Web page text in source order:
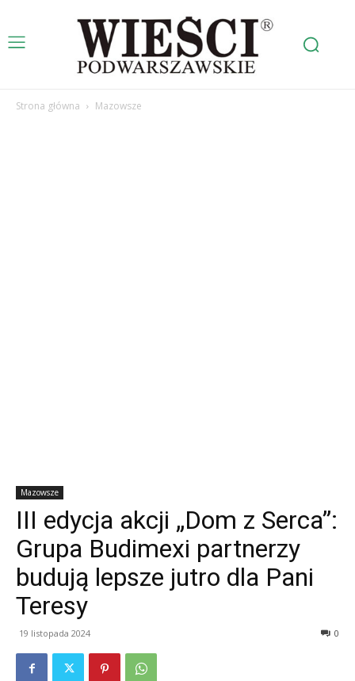
Strona główna Mazowsze
Mazowsze
III edycja akcji „Dom z Serca”:
Grupa Budimexi partnerzy
budują lepsze jutro dla Pani
Teresy
19 listopada 2024 0